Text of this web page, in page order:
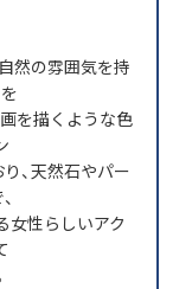
然の雰囲気を持
を描くような色
、天然石やパー
女性らしいアク